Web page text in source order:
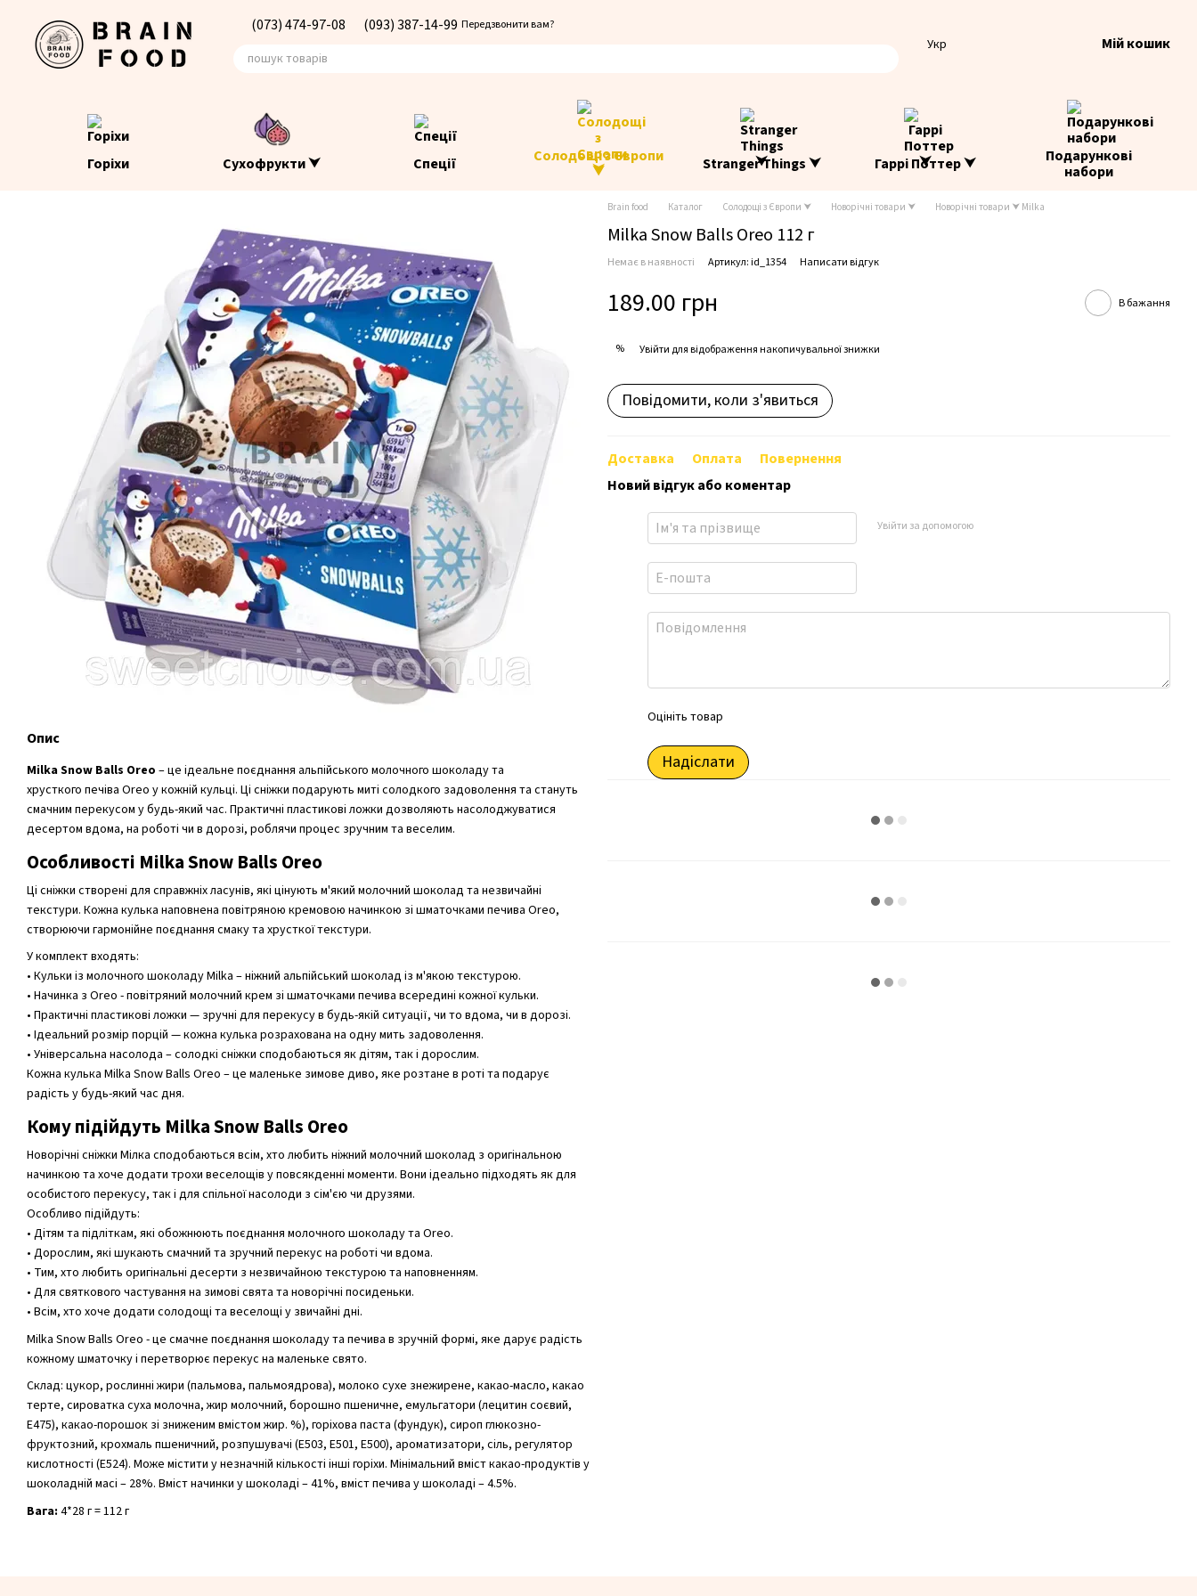
(073) 474-97-08 (093) 387-14-99 Передзвонити вам?
Укр Мій кошик
Горіхи Сухофрукти ⮟ Спеції
Солодощі з Європи
⮟
Stranger Things ⮟ Гаррі Поттер ⮟
Подарункові
набори
Опис
Milka Snow Balls Oreo – це ідеальне поєднання альпійського молочного шоколаду та
хрусткого печіва Oreo у кожній кульці. Ці сніжки подарують миті солодкого задоволення та стануть
смачним перекусом у будь-який час. Практичні пластикові ложки дозволяють насолоджуватися
десертом вдома, на роботі чи в дорозі, роблячи процес зручним та веселим.
Особливості Milka Snow Balls Oreo
Ці сніжки створені для справжніх ласунів, які цінують м'який молочний шоколад та незвичайні
текстури. Кожна кулька наповнена повітряною кремовою начинкою зі шматочками печива Oreo,
створюючи гармонійне поєднання смаку та хрусткої текстури.
У комплект входять:
• Кульки із молочного шоколаду Milka – ніжний альпійський шоколад із м'якою текстурою.
• Начинка з Oreo - повітряний молочний крем зі шматочками печива всередині кожної кульки.
• Практичні пластикові ложки — зручні для перекусу в будь-якій ситуації, чи то вдома, чи в дорозі.
• Ідеальний розмір порцій — кожна кулька розрахована на одну мить задоволення.
• Універсальна насолода – солодкі сніжки сподобаються як дітям, так і дорослим.
Кожна кулька Milka Snow Balls Oreo – це маленьке зимове диво, яке розтане в роті та подарує
радість у будь-який час дня.
Кому підійдуть Milka Snow Balls Oreo
Новорічні сніжки Мілка сподобаються всім, хто любить ніжний молочний шоколад з оригінальною
начинкою та хоче додати трохи веселощів у повсякденні моменти. Вони ідеально підходять як для
особистого перекусу, так і для спільної насолоди з сім'єю чи друзями.
Особливо підійдуть:
• Дітям та підліткам, які обожнюють поєднання молочного шоколаду та Oreo.
• Дорослим, які шукають смачний та зручний перекус на роботі чи вдома.
• Тим, хто любить оригінальні десерти з незвичайною текстурою та наповненням.
• Для святкового частування на зимові свята та новорічні посиденьки.
• Всім, хто хоче додати солодощі та веселощі у звичайні дні.
Milka Snow Balls Oreo - це смачне поєднання шоколаду та печива в зручній формі, яке дарує радість
кожному шматочку і перетворює перекус на маленьке свято.
Склад: цукор, рослинні жири (пальмова, пальмоядрова), молоко сухе знежирене, какао-масло, какао
терте, сироватка суха молочна, жир молочний, борошно пшеничне, емульгатори (лецитин соєвий,
E475), какао-порошок зі зниженим вмістом жир. %), горіхова паста (фундук), сироп глюкозно-
фруктозний, крохмаль пшеничний, розпушувачі (E503, E501, E500), ароматизатори, сіль, регулятор
кислотності (E524). Може містити у незначній кількості інші горіхи. Мінімальний вміст какао-продуктів у
шоколадній масі – 28%. Вміст начинки у шоколаді – 41%, вміст печива у шоколаді – 4.5%.
Вага: 4*28 г = 112 г
Brain food Каталог Солодощі з Європи ⮟ Новорічні товари ⮟ Новорічні товари ⮟ Milka
Milka Snow Balls Oreo 112 г
Немає в наявності Артикул: id_1354 Написати відгук
189.00 грн В бажання
% Увійтидля відображення накопичувальної знижки
Повідомити, коли з'явиться
Доставка Оплата
Повернення
Новий відгук або коментар
Увійти за допомогою
Оцініть товар
Надіслати